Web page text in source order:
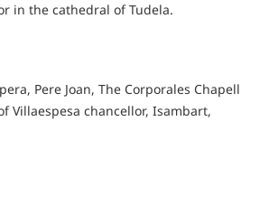
in the cathedral of Tudela.
Pere Joan, The Corporales Chapell
Villaespesa chancellor, Isambart,